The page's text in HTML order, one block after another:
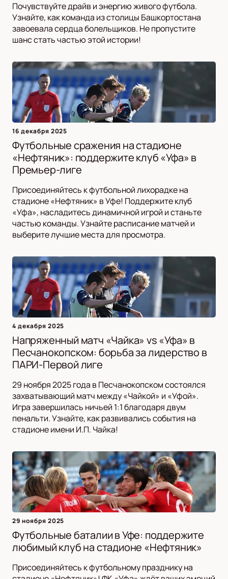
Почувствуйте драйв и энергию живого футбола.
Узнайте, как команда из столицы Башкортостана
завоевала сердца болельщиков. Не пропустите
шанс стать частью этой истории!
16 декабря 2025
Футбольные сражения на стадионе
«Нефтяник»: поддержите клуб «Уфа» в
Премьер-лиге
Присоединяйтесь к футбольной лихорадке на
стадионе «Нефтяник» в Уфе! Поддержите клуб
«Уфа», насладитесь динамичной игрой и станьте
частью команды. Узнайте расписание матчей и
выберите лучшие места для просмотра.
4 декабря 2025
Напряженный матч «Чайка» vs «Уфа» в
Песчанокопском: борьба за лидерство в
ПАРИ-Первой лиге
29 ноября 2025 года в Песчанокопском состоялся
захватывающий матч между «Чайкой» и «Уфой».
Игра завершилась ничьей 1:1 благодаря двум
пенальти. Узнайте, как развивались события на
стадионе имени И.П. Чайка!
29 ноября 2025
Футбольные баталии в Уфе: поддержите
любимый клуб на стадионе «Нефтяник»
Присоединяйтесь к футбольному празднику на